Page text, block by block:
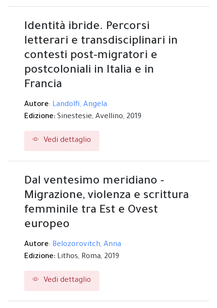
Identità ibride. Percorsi
letterari e transdisciplinari in
contesti post-migratori e
postcoloniali in Italia e in
Francia
Autore: Landolfi, Angela
Edizione: Sinestesie, Avellino, 2019
Vedi dettaglio
Dal ventesimo meridiano -
Migrazione, violenza e scrittura
femminile tra Est e Ovest
europeo
Autore: Belozorovitch, Anna
Edizione: Lithos, Roma, 2019
Vedi dettaglio